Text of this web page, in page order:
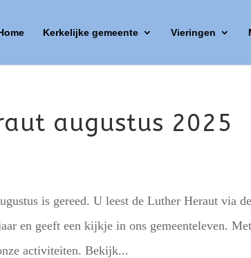
Kerkelijke gemeente Vieringen
augustus 2025
is gereed. U leest de Luther Heraut via
en geeft een kijkje in ons gemeenteleven.
activiteiten. Bekijk...